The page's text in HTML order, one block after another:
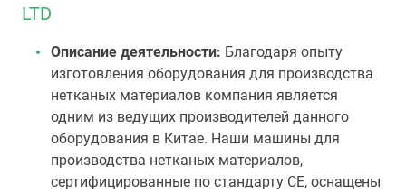
LTD
Описание деятельности: Благодаря опыту
изготовления оборудования для производства
нетканых материалов компания является
одним из ведущих производителей данного
оборудования в Китае. Наши машины для
производства нетканых материалов,
сертифицированные по стандарту CE, оснащены